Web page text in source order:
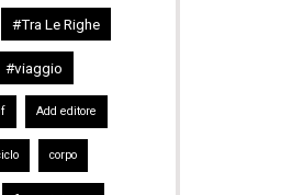
#Tra Le Righe
#viaggio
Add editore
corpo